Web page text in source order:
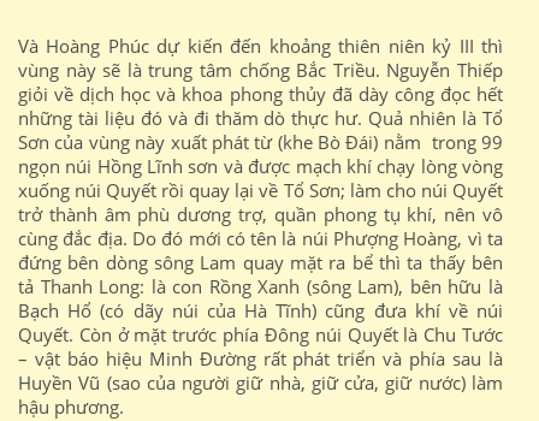
Và Hoàng Phúc dự kiến đến khoảng thiên niên kỷ III thì
vùng này sẽ là trung tâm chống Bắc Triều. Nguyễn Thiếp
giỏi về dịch học và khoa phong thủy đã dày công đọc hết
những tài liệu đó và đi thăm dò thực hư. Quả nhiên là Tổ
Sơn của vùng này xuất phát từ (khe Bò Đái) nằm trong 99
ngọn núi Hồng Lĩnh sơn và được mạch khí chạy lòng vòng
xuống núi Quyết rồi quay lại về Tổ Sơn; làm cho núi Quyết
trở thành âm phù dương trợ, quần phong tụ khí, nên vô
cùng đắc địa. Do đó mới có tên là núi Phượng Hoàng, vì ta
đứng bên dòng sông Lam quay mặt ra bể thì ta thấy bên
tả Thanh Long: là con Rồng Xanh (sông Lam), bên hữu là
Bạch Hổ (có dãy núi của Hà Tĩnh) cũng đưa khí về núi
Quyết. Còn ở mặt trước phía Đông núi Quyết là Chu Tước
– vật báo hiệu Minh Đường rất phát triển và phía sau là
Huyền Vũ (sao của người giữ nhà, giữ cửa, giữ nước) làm
hậu phương.